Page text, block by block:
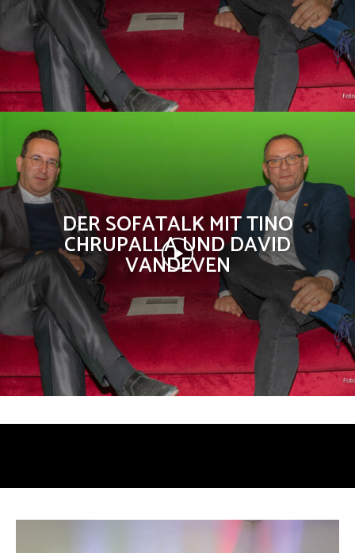
DER SOFATALK MIT TINO
CHRUPALLA UND DAVID
VANDEVEN